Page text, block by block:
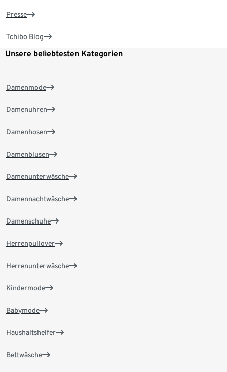
Presse
Tchibo Blog
Unsere beliebtesten Kategorien
Damenmode
Damenuhren
Damenhosen
Damenblusen
Damenunterwäsche
Damennachtwäsche
Damenschuhe
Herrenpullover
Herrenunterwäsche
Kindermode
Babymode
Haushaltshelfer
Bettwäsche